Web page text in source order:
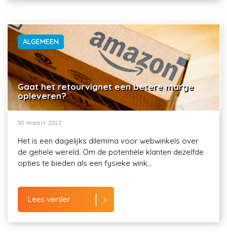
ALGEMEEN
Gaat het retourvignet een betere marge
opleveren?
30 maart 2022
Het is een dagelijks dilemma voor webwinkels over
de gehele wereld. Om de potentiële klanten dezelfde
opties te bieden als een fysieke wink...
Lees verder